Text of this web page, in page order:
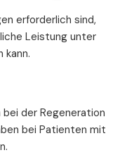
erforderlich sind,
Leistung unter
kann.
der Regeneration
bei Patienten mit